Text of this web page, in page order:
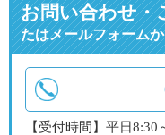
お問い合わせ・
たはメールフォーム
【受付時間】平日8:30